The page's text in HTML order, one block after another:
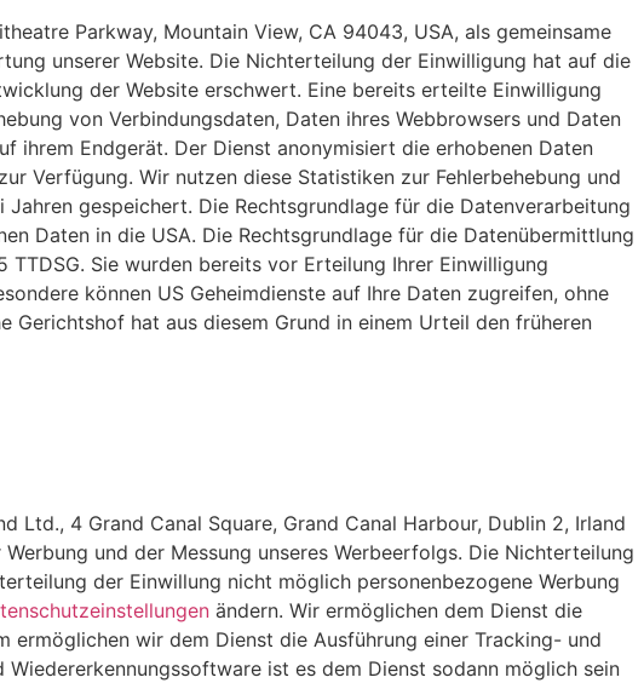
Parkway, Mountain View, CA 94043, USA, als gemeinsame
unserer Website. Die Nichterteilung der Einwilligung hat auf die
der Website erschwert. Eine bereits erteilte Einwilligung
von Verbindungsdaten, Daten ihres Webbrowsers und Daten
ihrem Endgerät. Der Dienst anonymisiert die erhobenen Daten
Verfügung. Wir nutzen diese Statistiken zur Fehlerbehebung und
gespeichert. Die Rechtsgrundlage für die Datenverarbeitung
Daten in die USA. Die Rechtsgrundlage für die Datenübermittlung
Sie wurden bereits vor Erteilung Ihrer Einwilligung
können US Geheimdienste auf Ihre Daten zugreifen, ohne
Gerichtshof hat aus diesem Grund in einem Urteil den früheren
Ltd., 4 Grand Canal Square, Grand Canal Harbour, Dublin 2, Irland
und der Messung unseres Werbeerfolgs. Die Nichterteilung
der Einwillung nicht möglich personenbezogene Werbung
ändern. Wir ermöglichen dem Dienst die
ermöglichen wir dem Dienst die Ausführung einer Tracking- und
ist es dem Dienst sodann möglich sein